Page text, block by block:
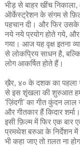
भीड़ से बाहर खींच
ऒर्केस्ट्रेशन के संगम से
पहचान दी। और फिर
नये नये प्रयोग होते गये,
गया। आज यह वृक्ष इतना
से लोकप्रिय साधन है,
लोग आकर्षित होते हैं।
ख़ैर, ४० के दशक का पहला
से इस शृंखला की शुरुआत हम
'ज़िंदगी' का गीत कुंदन
और गीतकार हैं किदार
इसी फ़िल्म में फिर एक बार
प्रमथेश बरुआ के निर्देशन में
भी कहा जाए तो ग़लत ना